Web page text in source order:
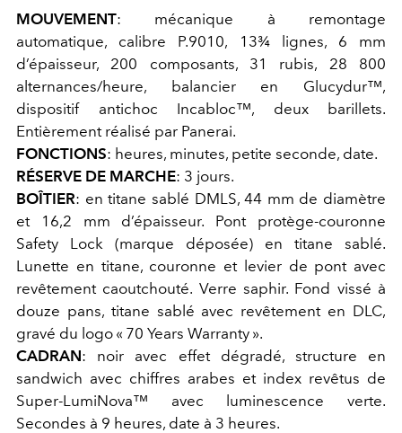
MOUVEMENT: mécanique à remontage
automatique, calibre P.9010, 13¾ lignes, 6 mm
d’épaisseur, 200 composants, 31 rubis, 28 800
alternances/heure, balancier en Glucydur™,
dispositif antichoc Incabloc™, deux barillets.
Entièrement réalisé par Panerai.
FONCTIONS: heures, minutes, petite seconde, date.
RÉSERVE DE MARCHE: 3 jours.
BOÎTIER: en titane sablé DMLS, 44 mm de diamètre
et 16,2 mm d’épaisseur. Pont protège-couronne
Safety Lock (marque déposée) en titane sablé.
Lunette en titane, couronne et levier de pont avec
revêtement caoutchouté. Verre saphir. Fond vissé à
douze pans, titane sablé avec revêtement en DLC,
gravé du logo « 70 Years Warranty ».
CADRAN: noir avec effet dégradé, structure en
sandwich avec chiffres arabes et index revêtus de
Super-LumiNova™ avec luminescence verte.
Secondes à 9 heures, date à 3 heures.